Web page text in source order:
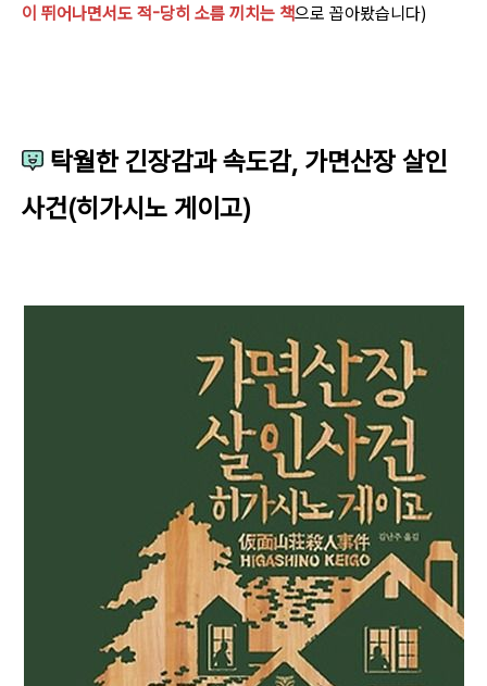
이 뛰어나면서도 적-당히 소름 끼치는 책으로 꼽아봤습니다)
탁월한 긴장감과 속도감, 가면산장 살인
사건(히가시노 게이고)